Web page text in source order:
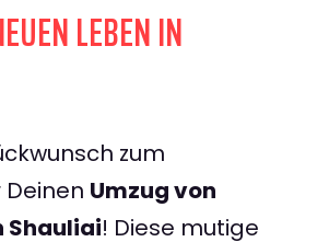
LEBEN IN
zum
Deinen Umzug von
Shauliai! Diese mutige